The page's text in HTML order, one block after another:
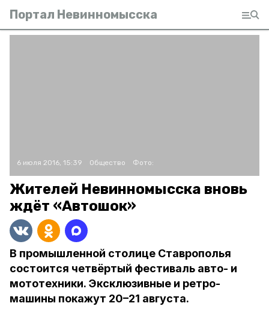
Портал Невинномысска
6 июля 2016, 15:39 Общество Фото:
Жителей Невинномысска вновь
ждёт «Автошок»
В промышленной столице Ставрополья
состоится четвёртый фестиваль авто- и
мототехники. Эксклюзивные и ретро-
машины покажут 20–21 августа.